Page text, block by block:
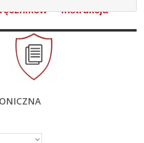
- instrukcja